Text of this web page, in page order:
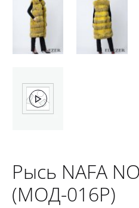
Рысь NAFA
(МОД-016Р)